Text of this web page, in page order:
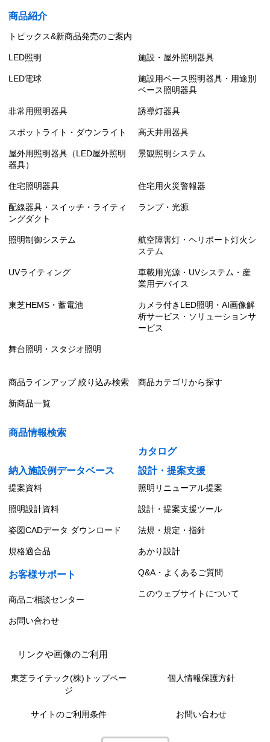
商品紹介
トピックス&新商品発売のご案内
LED照明 施設・屋外照明器具
LED電球
施設用ベース照明器具・用途別
ベース照明器具
非常用照明器具 誘導灯器具
スポットライト・ダウンライト 高天井用器具
屋外用照明器具（LED屋外照明
器具）
景観照明システム
住宅照明器具 住宅用火災警報器
配線器具・スイッチ・ライティ
ングダクト
ランプ・光源
照明制御システム
航空障害灯・ヘリポート灯火シ
ステム
UVライティング
車載用光源・UVシステム・産
業用デバイス
東芝HEMS・蓄電池
カメラ付きLED照明・AI画像解
析サービス・ソリューションサ
ービス
舞台照明・スタジオ照明
商品ラインアップ 絞り込み検索 商品カテゴリから探す
新商品一覧
商品情報検索
カタログ
納入施設例データベース
設計・提案支援
提案資料 照明リニューアル提案
照明設計資料 設計・提案支援ツール
姿図CADデータ ダウンロード 法規・規定・指針
規格適合品 あかり設計
お客様サポート Q&A・よくあるご質問
商品ご相談センター
このウェブサイトについて
お問い合わせ
リンクや画像のご利用
東芝ライテック(株)トップペー
ジ
個人情報保護方針
サイトのご利用条件 お問い合わせ